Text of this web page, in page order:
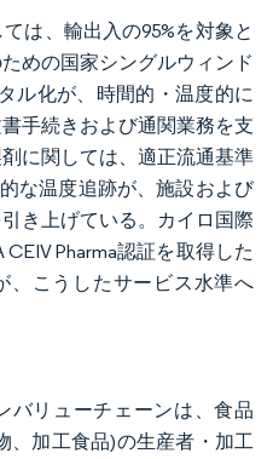
は、輸出入の95%を対象と
めの国家シングルウィンド
ル化が、時間的・温度的に
手続きおよび通関業務を支
に関しては、適正流通基準
な温度追跡が、施設および
き上げている。カイロ国際
Pharma認証を取得した
、こうしたサービス水準へ
バリューチェーンは、食品
、加工食品)の生産者・加工